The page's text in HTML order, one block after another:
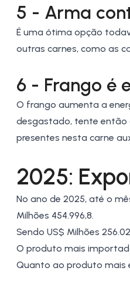
5 - Arma
É uma ótima opção
outras carnes, como as
6 - Frango é
O frango aumenta a
desgastado, tente então
presentes nesta carne
2025:
No ano de 2025, até o
Milhões 454.996,8.
Sendo US$ Milhões
O produto mais
Quanto ao produto mais